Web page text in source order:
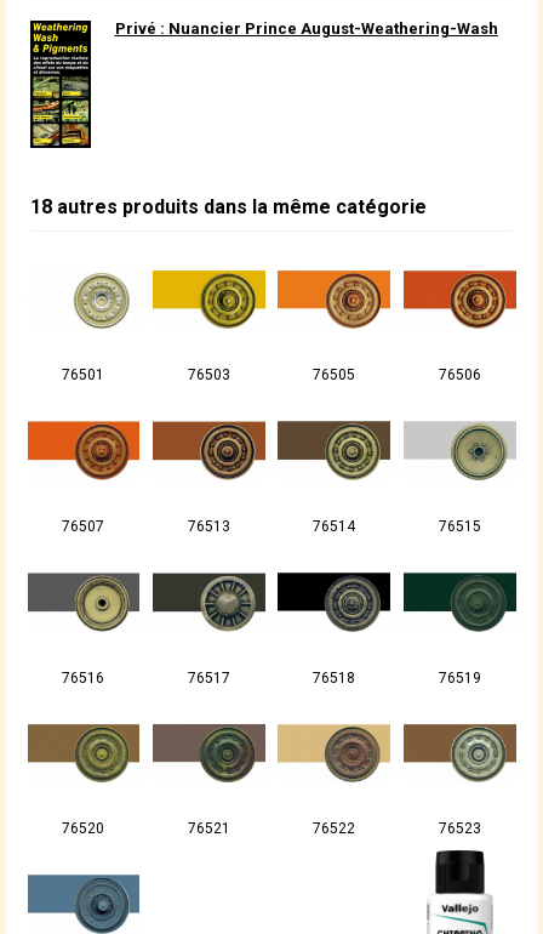
Privé : Nuancier Prince August-Weathering-Wash
18 autres produits dans la même catégorie
76501 76503 76505 76506
76507 76513 76514 76515
76516 76517 76518 76519
76520 76521 76522 76523